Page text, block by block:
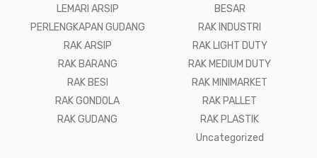
LEMARI ARSIP
PERLENGKAPAN GUDANG
RAK ARSIP
RAK BARANG
RAK BESI
RAK GONDOLA
RAK GUDANG
BESAR
RAK INDUSTRI
RAK LIGHT DUTY
RAK MEDIUM DUTY
RAK MINIMARKET
RAK PALLET
RAK PLASTIK
Uncategorized